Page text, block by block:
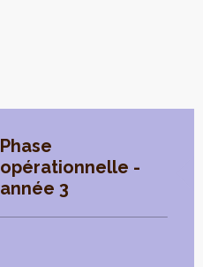
Phase
opérationnelle -
année 3